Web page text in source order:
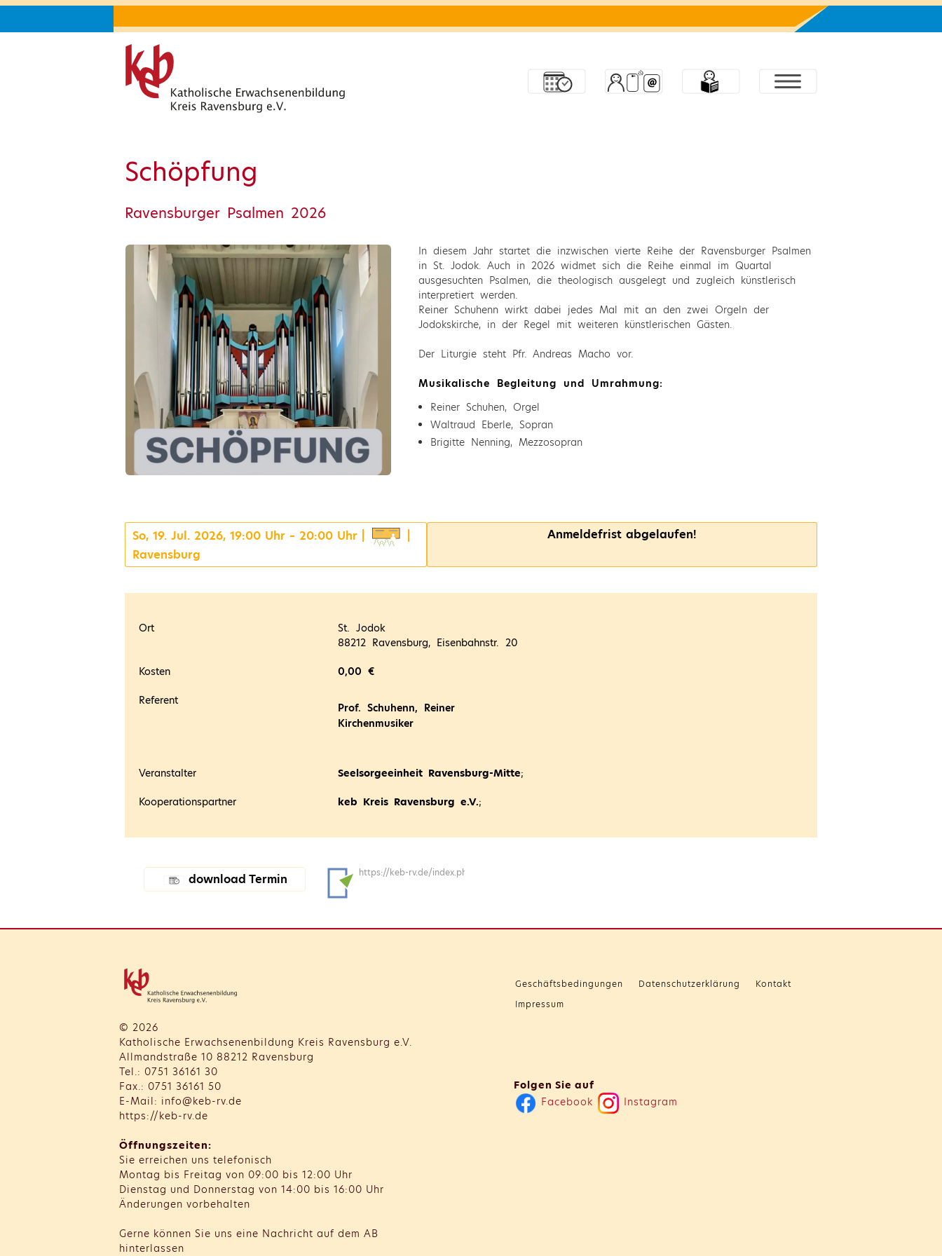
Schöpfung
Ravensburger Psalmen 2026
In diesem Jahr startet die inzwischen vierte Reihe der Ravensburger Psalmen
in St. Jodok. Auch in 2026 widmet sich die Reihe einmal im Quartal
ausgesuchten Psalmen, die theologisch ausgelegt und zugleich künstlerisch
interpretiert werden.
Reiner Schuhenn wirkt dabei jedes Mal mit an den zwei Orgeln der
Jodokskirche, in der Regel mit weiteren künstlerischen Gästen.
Der Liturgie steht Pfr. Andreas Macho vor.
Musikalische Begleitung und Umrahmung:
Reiner Schuhen, Orgel
Waltraud Eberle, Sopran
Brigitte Nenning, Mezzosopran
So, 19. Jul. 2026, 19:00 Uhr – 20:00 Uhr |
Ravensburg
Anmeldefrist abgelaufen!
Ort
St. Jodok
88212 Ravensburg, Eisenbahnstr. 20
Kosten 0,00 €
Referent
Prof. Schuhenn, Reiner
Kirchenmusiker
Veranstalter Seelsorgeeinheit Ravensburg-Mitte;
Kooperationspartner keb Kreis Ravensburg e.V.;
download Termin
© 2026
Katholische Erwachsenenbildung Kreis Ravensburg e.V.
Allmandstraße 10 88212 Ravensburg
Tel.: 0751 36161 30
Fax.: 0751 36161 50
E-Mail: info@keb-rv.de
https://keb-rv.de
Öffnungszeiten:
Sie erreichen uns telefonisch
Montag bis Freitag von 09:00 bis 12:00 Uhr
Dienstag und Donnerstag von 14:00 bis 16:00 Uhr
Änderungen vorbehalten
Gerne können Sie uns eine Nachricht auf dem AB
hinterlassen
Geschäftsbedingungen Datenschutzerklärung
Kontakt
Impressum
Folgen Sie auf
Facebook
Instagram